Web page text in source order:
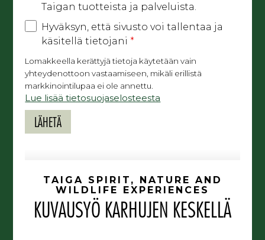
Taigan tuotteista ja palveluista.
Hyväksyn, että sivusto voi tallentaa ja
käsitellä tietojani *
Lomakkeella kerättyjä tietoja käytetään vain
yhteydenottoon vastaamiseen, mikäli erillistä
markkinointilupaa ei ole annettu.
Lue lisää tietosuojaselosteesta
TAIGA SPIRIT, NATURE AND
WILDLIFE EXPERIENCES
KUVAUSYÖ KARHUJEN KESKELLÄ